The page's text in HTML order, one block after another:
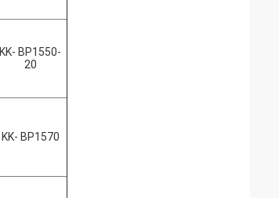
KK- BP1550-
20
KK- BP1570